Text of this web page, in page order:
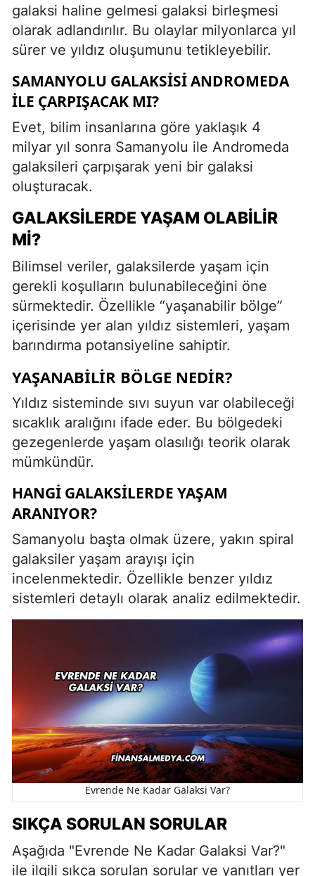
galaksi haline gelmesi galaksi birleşmesi
olarak adlandırılır. Bu olaylar milyonlarca yıl
sürer ve yıldız oluşumunu tetikleyebilir.
SAMANYOLU GALAKSISI ANDROMEDA
ILE ÇARPIŞACAK MI?
Evet, bilim insanlarına göre yaklaşık 4
milyar yıl sonra Samanyolu ile Andromeda
galaksileri çarpışarak yeni bir galaksi
oluşturacak.
GALAKSILERDE YAŞAM OLABILIR
MI?
Bilimsel veriler, galaksilerde yaşam için
gerekli koşulların bulunabileceğini öne
sürmektedir. Özellikle “yaşanabilir bölge”
içerisinde yer alan yıldız sistemleri, yaşam
barındırma potansiyeline sahiptir.
YAŞANABILIR BÖLGE NEDIR?
Yıldız sisteminde sıvı suyun var olabileceği
sıcaklık aralığını ifade eder. Bu bölgedeki
gezegenlerde yaşam olasılığı teorik olarak
mümkündür.
HANGI GALAKSILERDE YAŞAM
ARANIYOR?
Samanyolu başta olmak üzere, yakın spiral
galaksiler yaşam arayışı için
incelenmektedir. Özellikle benzer yıldız
sistemleri detaylı olarak analiz edilmektedir.
Evrende Ne Kadar Galaksi Var?
SIKÇA SORULAN SORULAR
Aşağıda "Evrende Ne Kadar Galaksi Var?"
ile ilgili sıkça sorulan sorular ve yanıtları yer